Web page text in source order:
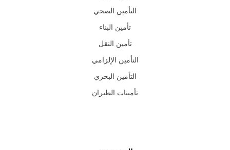
التأمين الصحي
تأمين البناء
تأمين النقل
التأمين الإلزامي
التأمين البحري
تأمينات الطيران